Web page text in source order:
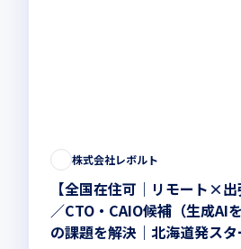
株式会社レボルト
【全国在住可｜リモート×
／CTO・CAIO候補（生成AI
の課題を解決｜北海道発スタ